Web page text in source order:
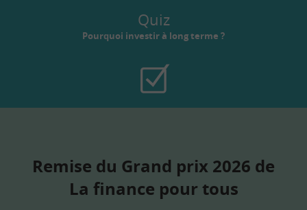
Quiz
Pourquoi investir à long terme ?
Remise du Grand prix 2026 de
La finance pour tous